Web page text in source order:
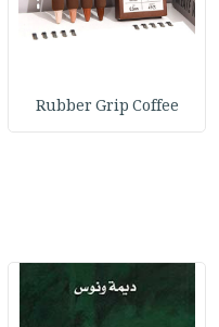
Rubber Grip Coffee